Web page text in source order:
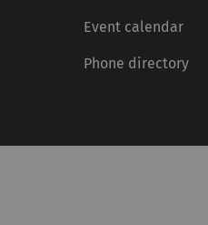
Event calendar
Phone directory